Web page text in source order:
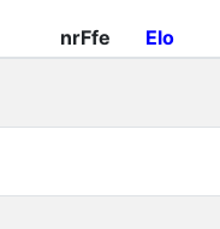
nrFfe Elo